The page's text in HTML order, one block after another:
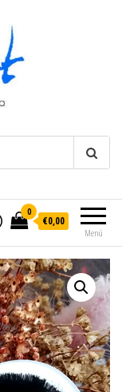
y locura al mundo
Menú
0
€0,00